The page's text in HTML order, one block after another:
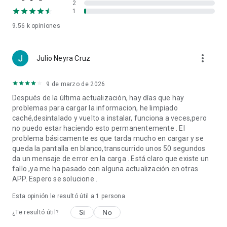
• Los videos más novedosos y destacados.
individualmente.
◆ RACE HUB
• Una sección para ofrecer los resultados fácil de usar y única
• Tres pestañas: Horarios + Resultados + Clasificaciones.
• Mira todos los campeonatos de un vistazo y en la misma
pantalla o selecciona uno en concreto para ver lo que estás
buscando.
• Horarios: eventos próximos, futuros y pasados, ajustados a
tu huso horario.
• Resultados: Todos los resultados completos, todas las
sesiones de otros eventos y de años anteriores.
• Estadísticas: Siempre al día, todas las tablas y carrera a
carrera con vueltas rápidas y sesiones de prácticas.
Sobre Nosotros
9.56 kopiniones
2
1
Julio Neyra Cruz more_vert
9 de marzo de 2026
Después de la última actualización, hay días que hay
problemas para cargar la informacion, he limpiado
caché,desintalado y vuelto a instalar, funciona a veces,pero
no puedo estar haciendo esto permanentemente . El
problema básicamente es que tarda mucho en cargar y se
queda la pantalla en blanco,transcurrido unos 50 segundos
da un mensaje de error en la carga . Está claro que existe un
fallo ,ya me ha pasado con alguna actualización en otras
APP. Espero se solucione .
Esta opinión le resultó útil a 1 persona
¿Te resultó útil? Sí No